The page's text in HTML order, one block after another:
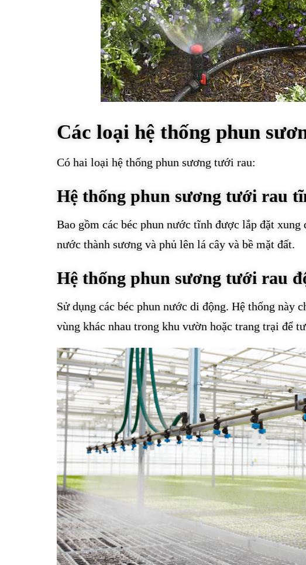
Các loại hệ thống phun
Có hai loại hệ thống phun sương tưới rau:
Hệ thống phun sương tưới rau
Bao gồm các béc phun nước tĩnh được lắp đặt
nước thành sương và phủ lên lá cây và bề mặt đất.
Hệ thống phun sương tưới rau
Sử dụng các béc phun nước di động. Hệ thống này
vùng khác nhau trong khu vườn hoặc trang trại để